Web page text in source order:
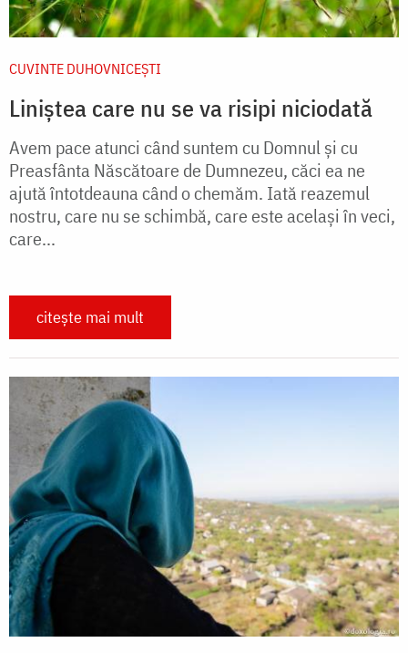
CUVINTE DUHOVNICEȘTI
Liniștea care nu se va risipi niciodată
Avem pace atunci când suntem cu Domnul și cu
Preasfânta Născătoare de Dumnezeu, căci ea ne
ajută întotdeauna când o chemăm. Iată reazemul
nostru, care nu se schimbă, care este același în veci,
care...
citește mai mult